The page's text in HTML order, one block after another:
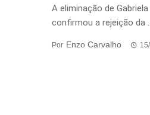
A eliminação de
confirmou a rejeição da
Por Enzo Carvalho